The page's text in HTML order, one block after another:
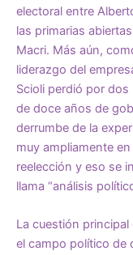
electoral entre
las primarias
Macri. Más aún,
liderazgo del
Scioli perdió por
de doce años de
derrumbe de la
muy ampliamente
reelección y eso se
llama “análisis
La cuestión
el campo político de